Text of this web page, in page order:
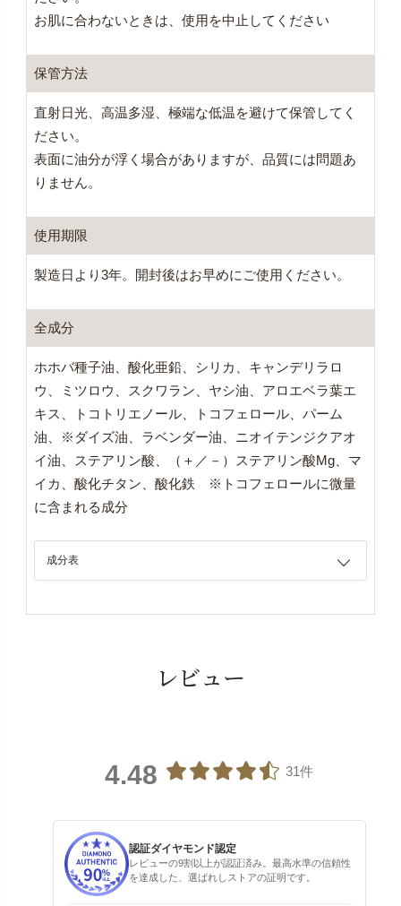
お肌に合わないときは、使用を中止してください
保管方法
直射日光、高温多湿、極端な低温を避けて保管してく
ださい。
表面に油分が浮く場合がありますが、品質には問題あ
りません。
使用期限
製造日より3年。開封後はお早めにご使用ください。
全成分
ホホバ種子油、酸化亜鉛、シリカ、キャンデリラロ
ウ、ミツロウ、スクワラン、ヤシ油、アロエベラ葉エ
キス、トコトリエノール、トコフェロール、パーム
油、※ダイズ油、ラベンダー油、ニオイテンジクアオ
イ油、ステアリン酸、（＋／－）ステアリン酸Mg、マ
イカ、酸化チタン、酸化鉄 ※トコフェロールに微量
に含まれる成分
成分表
レビュー
4.48 31件
認証ダイヤモンド認定
レビューの9割以上が認証済み。最高水準の信頼性
を達成した、選ばれしストアの証明です。